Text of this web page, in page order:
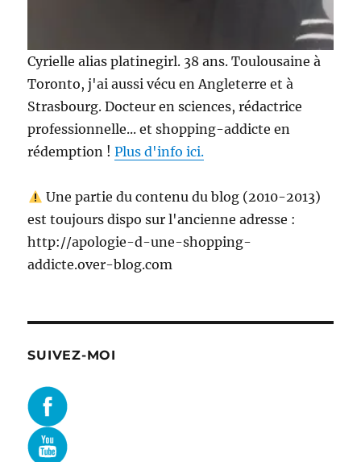
Cyrielle alias platinegirl. 38 ans. Toulousaine à
Toronto, j'ai aussi vécu en Angleterre et à
Strasbourg. Docteur en sciences, rédactrice
professionnelle... et shopping-addicte en
rédemption !Plus d'info ici.
Une partie du contenu du blog (2010-2013)
est toujours dispo sur l'ancienne adresse :
http://apologie-d-une-shopping-
addicte.over-blog.com
SUIVEZ-MOI